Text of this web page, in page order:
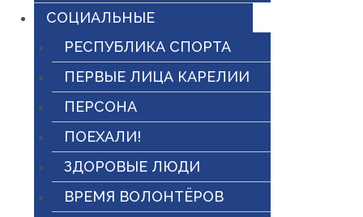
СОЦИАЛЬНЫЕ
РЕСПУБЛИКА СПОРТА
ПЕРВЫЕ ЛИЦА КАРЕЛИИ
ПЕРСОНА
ПОЕХАЛИ!
ЗДОРОВЫЕ ЛЮДИ
ВРЕМЯ ВОЛОНТЁРОВ